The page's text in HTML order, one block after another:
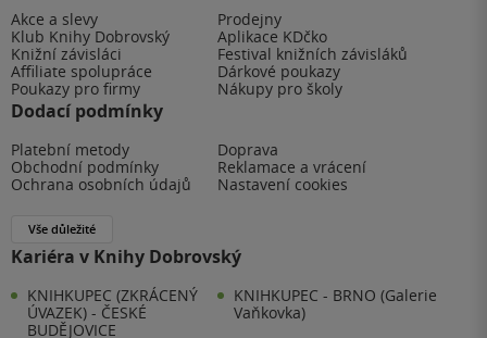
Akce a slevy
Prodejny
Klub Knihy Dobrovský
Aplikace KDčko
Knižní závisláci
Festival knižních závisláků
Affiliate spolupráce
Dárkové poukazy
Poukazy pro firmy
Nákupy pro školy
Dodací podmínky
Platební metody
Doprava
Obchodní podmínky
Reklamace a vrácení
Ochrana osobních údajů
Nastavení cookies
Vše důležité
Kariéra v Knihy Dobrovský
KNIHKUPEC (ZKRÁCENÝ
ÚVAZEK) - ČESKÉ
BUDĚJOVICE
KNIHKUPEC - BRNO (Galerie
Vaňkovka)